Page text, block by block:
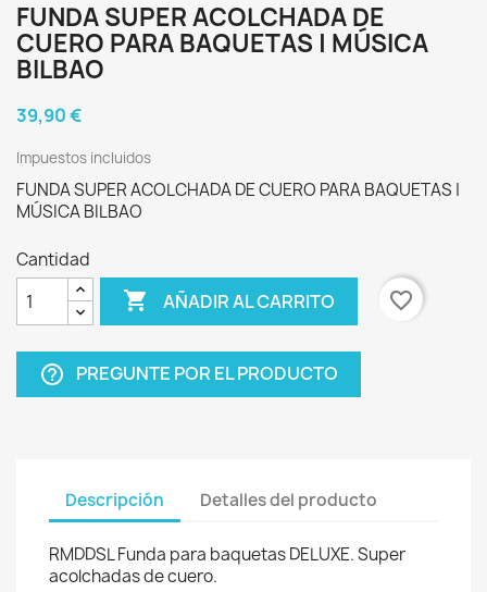
FUNDA SUPER ACOLCHADA DE
CUERO PARA BAQUETAS | MÚSICA
BILBAO
39,90 €
Impuestos incluidos
FUNDA SUPER ACOLCHADA DE CUERO PARA BAQUETAS |
MÚSICA BILBAO
Cantidad
 AÑADIR AL CARRITO favorite_border
help_outline PREGUNTE POR EL PRODUCTO
Descripción Detalles del producto
RMDDSL Funda para baquetas DELUXE. Super
acolchadas de cuero.